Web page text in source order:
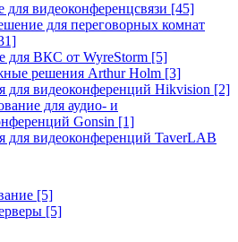
для видеоконференцсвязи [45]
для переговорных комнат
для ВКС от WyreStorm [5]
решения Arthur Holm [3]
для видеоконференций Hikvision [2]
для аудио- и
Gonsin [1]
для видеоконференций TaverLAB
[5]
[5]